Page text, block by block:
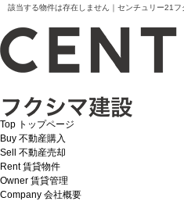
該当する物件は存在しません｜センチュリー21フ
Top トップページ
Buy 不動産購入
Sell
不動産売却
Rent 賃貸物件
Owner 賃貸管理
Company 会社概要